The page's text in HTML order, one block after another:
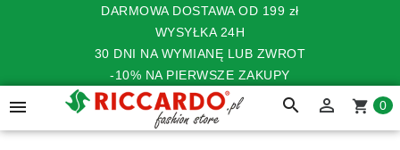
DARMOWA DOSTAWA OD 199 zł
WYSYŁKA 24H
30 DNI NA WYMIANĘ LUB ZWROT
-10% NA PIERWSZE ZAKUPY
 search  shopping_cart 0